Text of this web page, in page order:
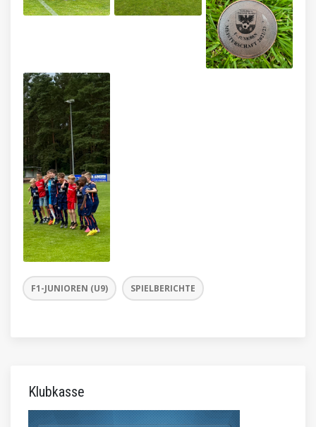
F1-JUNIOREN (U9) SPIELBERICHTE
Klubkasse